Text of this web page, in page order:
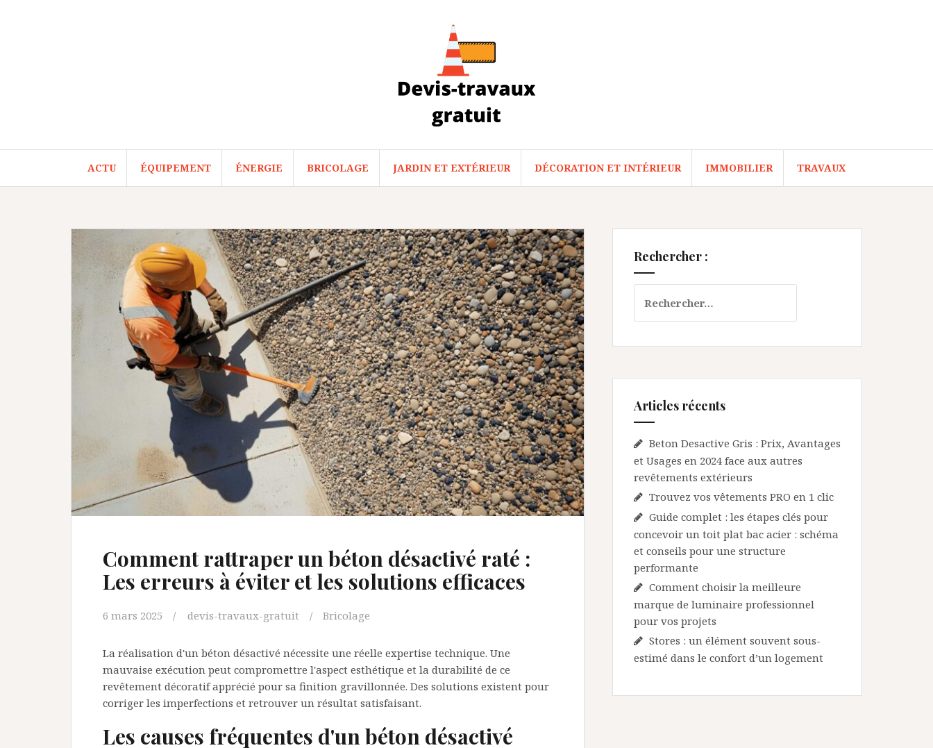
ACTU ÉQUIPEMENT ÉNERGIE BRICOLAGE JARDIN ET EXTÉRIEUR DÉCORATION ET INTÉRIEUR IMMOBILIER TRAVAUX
Comment rattraper un béton désactivé raté :
Les erreurs à éviter et les solutions efficaces
6 mars 2025 devis-travaux-gratuit Bricolage
La réalisation d'un béton désactivé nécessite une réelle expertise technique. Une
mauvaise exécution peut compromettre l'aspect esthétique et la durabilité de ce
revêtement décoratif apprécié pour sa finition gravillonnée. Des solutions existent pour
corriger les imperfections et retrouver un résultat satisfaisant.
Les causes fréquentes d'un béton désactivé
Rechercher :
Articles récents
Beton Desactive Gris : Prix, Avantages
et Usages en 2024 face aux autres
revêtements extérieurs
Trouvez vos vêtements PRO en 1 clic
Guide complet : les étapes clés pour
concevoir un toit plat bac acier : schéma
et conseils pour une structure
performante
Comment choisir la meilleure
marque de luminaire professionnel
pour vos projets
Stores : un élément souvent sous-
estimé dans le confort d’un logement